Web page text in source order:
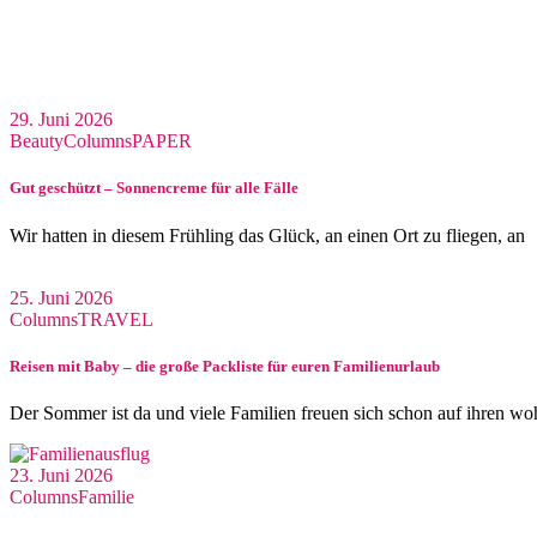
29. Juni 2026
BeautyColumnsPAPER
Gut geschützt – Sonnencreme für alle Fälle
Wir hatten in diesem Frühling das Glück, an einen Ort zu fliegen, an
25. Juni 2026
ColumnsTRAVEL
Reisen mit Baby – die große Packliste für euren Familienurlaub
Der Sommer ist da und viele Familien freuen sich schon auf ihren
23. Juni 2026
ColumnsFamilie